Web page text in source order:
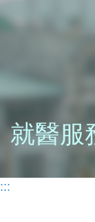
就醫服
:::